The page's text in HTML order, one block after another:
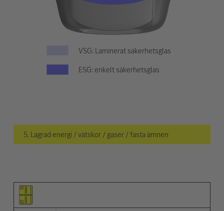
VSG: Laminerat säkerhetsglas
ESG: enkelt säkerhetsglas
5. Lagrad energi / vätskor / gaser / fasta ämnen
Piktogram för objektet
Piktogram för varningarna
Beskrivning